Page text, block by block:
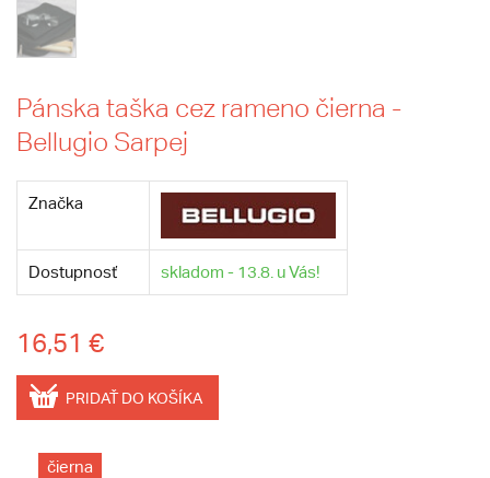
Pánska taška cez rameno čierna -
Bellugio Sarpej
Značka
Dostupnosť skladom - 13.8. u Vás!
16,51 €
PRIDAŤ DO KOŠÍKA
čierna